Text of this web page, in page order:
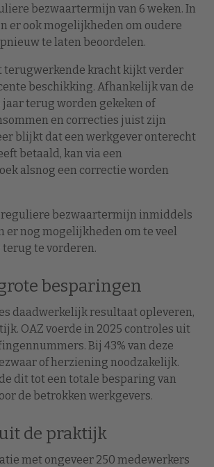
bezwaartermijn van 6 weken. In
er ook mogelijkheden om oudere
te laten beoordelen.
terugwerkende kracht kijkt verder
beschikking. Afhankelijk van de
terug worden gekeken of
en correcties juist zijn
blijkt dat een werkgever onterecht
betaald, kan via een
alsnog een correctie worden
reguliere bezwaartermijn inmiddels
er nog mogelijkheden om te veel
te vorderen.
besparingen
daadwerkelijk resultaat opleveren,
OAZ voerde in 2025 controles uit
Bij 43% van deze
of herziening noodzakelijk.
dit tot een totale besparing van
de betrokken werkgevers.
de praktijk
met ongeveer 250 medewerkers